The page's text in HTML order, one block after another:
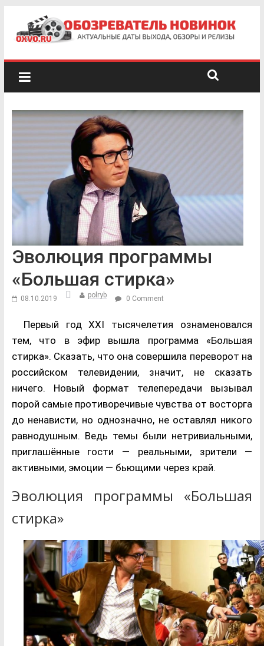
Эволюция программы
«Большая стирка»
08.10.2019 polryb 0 Comment
Первый год XXI тысячелетия ознаменовался
тем, что в эфир вышла программа «Большая
стирка». Сказать, что она совершила переворот на
российском телевидении, значит, не сказать
ничего. Новый формат телепередачи вызывал
порой самые противоречивые чувства от восторга
до ненависти, но однозначно, не оставлял никого
равнодушным. Ведь темы были нетривиальными,
приглашённые гости — реальными, зрители —
активными, эмоции — бьющими через край.
Эволюция программы «Большая
стирка»